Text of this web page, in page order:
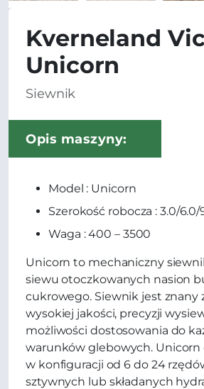
Kverneland
Unicorn
Siewnik
Opis maszyny:
Model : Unicorn
Szerokość robocza : 3.0/6.0/
Waga : 400 – 3500
Unicorn to mechaniczny
siewu otoczkowanych nasion
cukrowego. Siewnik jest znany
wysokiej jakości, precyzji
możliwości dostosowania do
warunków glebowych.
w konfiguracji od 6 do 24
sztywnych lub składanych